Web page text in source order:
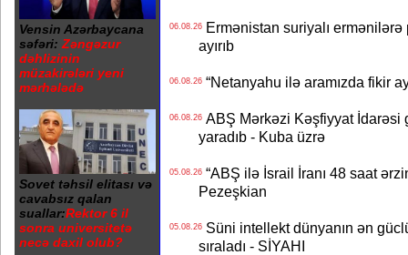
Vensin Azərbaycana
səfəri: Zəngəzur
dəhlizinin
müzakirələri yeni
mərhələdə
Sovet təhsil elitası və
cavabsız qalan
suallar:Rektor 6 il
sonra universitetə
necə daxil olub?
06.08.26Ermənistan suriyalı ermənilərə
ayırıb
06.08.26“Netanyahu ilə aramızda fikir
06.08.26ABŞ Mərkəzi Kəşfiyyat İdarəsi
yaradıb - Kuba üzrə
05.08.26“ABŞ ilə İsrail İranı 48 saat
Pezeşkian
05.08.26Süni intellekt dünyanın ən
sıraladı - SİYAHI